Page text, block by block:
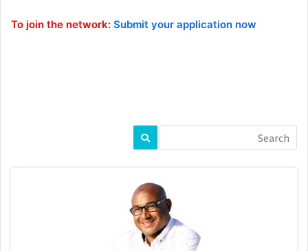
To join the network: Submit your application now